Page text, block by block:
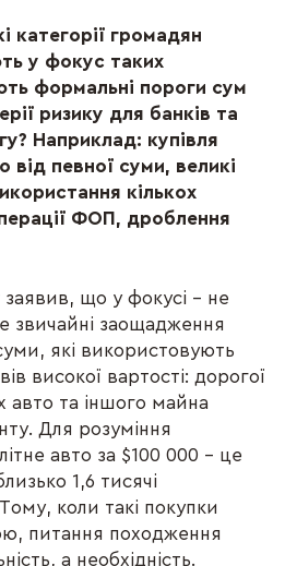
категорії громадян
у фокус таких
формальні пороги сум
ризику для банків та
Наприклад: купівля
від певної суми, великі
кількох
ФОП, дроблення
що у фокусі – не
звичайні заощадження
які використовують
високої вартості: дорогої
авто та іншого майна
Для розуміння
авто за $100 000 – це
1,6 тисячі
коли такі покупки
питання походження
а необхідність.